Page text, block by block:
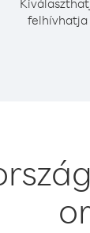
felhívhatja